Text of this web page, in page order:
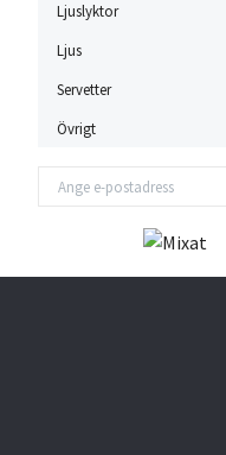
Ljuslyktor
Ljus
Servetter
Övrigt